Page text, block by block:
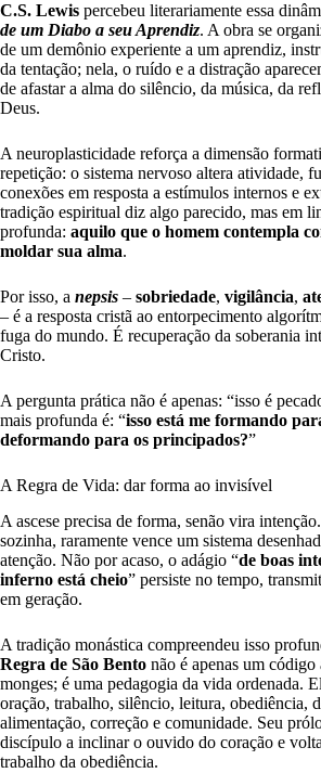
C.S. Lewis percebeu literariamente essa
de um Diabo a seu Aprendiz. A obra se
de um demônio experiente a um aprendiz,
da tentação; nela, o ruído e a distração
de afastar a alma do silêncio, da música, da
Deus.
A neuroplasticidade reforça a dimensão
repetição: o sistema nervoso altera atividade,
conexões em resposta a estímulos internos e
tradição espiritual diz algo parecido, mas em
profunda: aquilo que o homem contempla
moldar sua alma.
Por isso, a nepsis – sobriedade, vigilância,
– é a resposta cristã ao entorpecimento
fuga do mundo. É recuperação da soberania
Cristo.
A pergunta prática não é apenas: “isso é
mais profunda é: “isso está me formando
deformando para os principados?”
A Regra de Vida: dar forma ao invisível
A ascese precisa de forma, senão vira
sozinha, raramente vence um sistema
atenção. Não por acaso, o adágio “de boas
inferno está cheio” persiste no tempo,
em geração.
A tradição monástica compreendeu isso
Regra de São Bento não é apenas um código
monges; é uma pedagogia da vida ordenada.
oração, trabalho, silêncio, leitura, obediência,
alimentação, correção e comunidade. Seu
discípulo a inclinar o ouvido do coração e
trabalho da obediência.